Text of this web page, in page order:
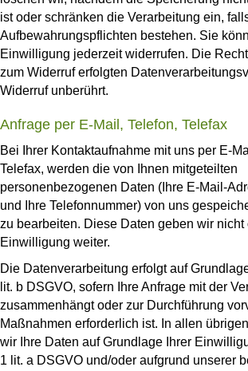
ist oder schränken die Verarbeitung ein,
Aufbewahrungspflichten bestehen. Sie
Einwilligung jederzeit widerrufen. Die
zum Widerruf erfolgten
Widerruf unberührt.
Anfrage per E-Mail, Telefon, Telefax
Bei Ihrer Kontaktaufnahme mit uns per E-
Telefax, werden die von Ihnen mitgeteilten
personenbezogenen Daten (Ihre E-Mail-
und Ihre Telefonnummer) von uns
zu bearbeiten. Diese Daten geben wir nicht
Einwilligung weiter.
Die Datenverarbeitung erfolgt auf
lit. b DSGVO, sofern Ihre Anfrage mit der
zusammenhängt oder zur Durchführung
Maßnahmen erforderlich ist. In allen
wir Ihre Daten auf Grundlage Ihrer
1 lit. a DSGVO und/oder aufgrund unserer